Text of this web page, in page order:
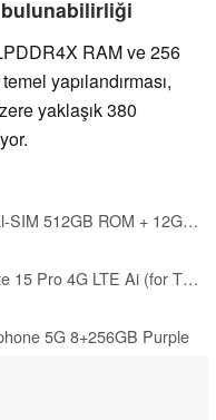
bulunabilirliği
RAM ve 256
yapılandırması,
yaklaşık 380
realme 13 Pro Dual-SIM 512GB ROM + 12GB RAM (GSM Only | No CDMA) Factory Unlocked 5G Smartphone (Emerald Green) - International Version
XIAOMI Redmi Note 15 Pro 4G LTE Ai (for Tmobile Mint Tello & Global) (256GB + 8GB) 6.77" 120Hz 200MP AI Camera Model 25100RA69G Unlocked Dual Sim Liberado (Black)
5G 8+256GB Purple